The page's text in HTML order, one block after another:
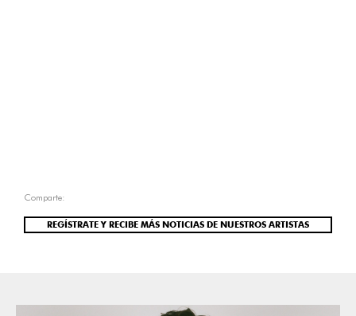
Comparte:
REGÍSTRATE Y RECIBE MÁS NOTICIAS DE NUESTROS ARTISTAS